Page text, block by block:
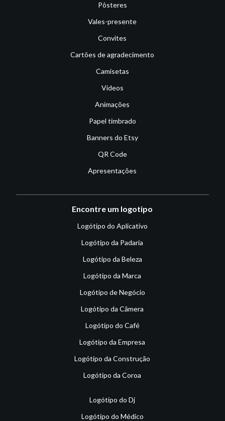
Pôsteres
Vales-presente
Convites
Cartões de agradecimento
Camisetas
Vídeos
Animações
Papel timbrado
Banners do Etsy
QR Code
Apresentações
Encontre um logotipo
Logótipo do Aplicativo
Logótipo da Padaria
Logótipo da Beleza
Logótipo da Marca
Logótipo de Negócio
Logótipo da Câmera
Logótipo do Café
Logótipo da Empresa
Logótipo da Construção
Logótipo da Coroa
Logótipo do Dj
Logótipo do Médico